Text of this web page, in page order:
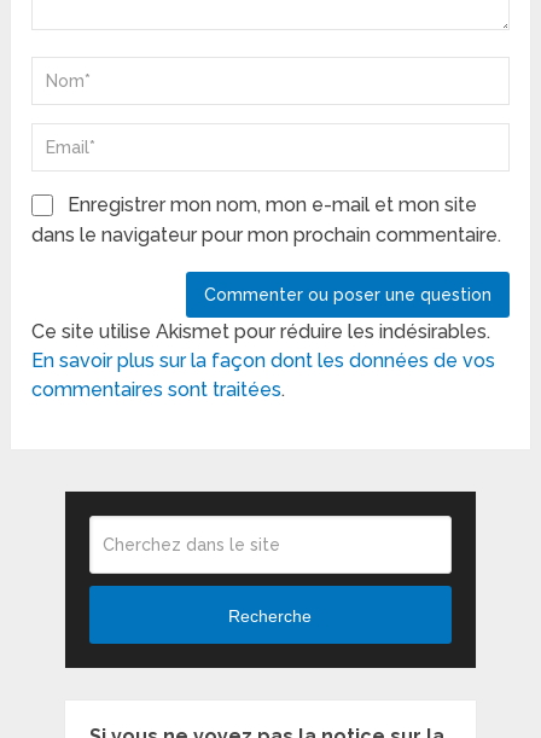
Enregistrer mon nom, mon e-mail et mon site
dans le navigateur pour mon prochain commentaire.
Ce site utilise Akismet pour réduire les indésirables.
En savoir plus sur la façon dont les données de vos
commentaires sont traitées.
Recherche